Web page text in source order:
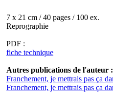
7 x 21 cm / 40 pages / 100 ex.
Reprographie
PDF :
fiche technique
Autres publications de l'auteur :
Franchement, je mettrais pas ça
Franchement, je mettrais pas ça